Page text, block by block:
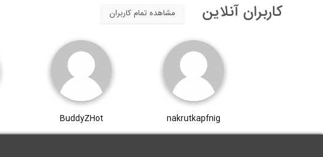
کاربران آنلاین مشاهده تمام کاربران
nakrutkapfnig
BuddyZHot